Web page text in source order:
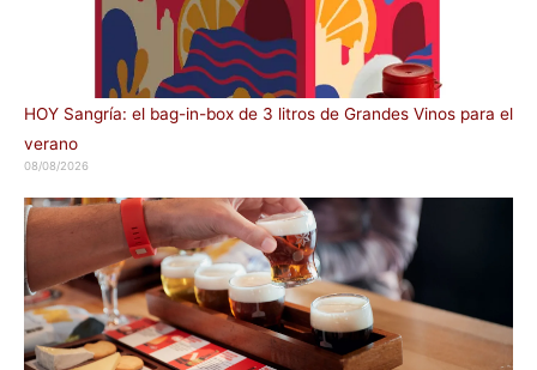
HOY Sangría: el bag-in-box de 3 litros de Grandes Vinos para el
verano
08/08/2026